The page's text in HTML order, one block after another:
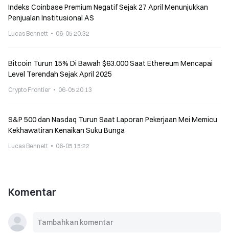
Indeks Coinbase Premium Negatif Sejak 27 April Menunjukkan
Penjualan Institusional AS
Lucas Bennett 06-05 20:32
Bitcoin Turun 15% Di Bawah $63.000 Saat Ethereum Mencapai
Level Terendah Sejak April 2025
Crypto Frontier 06-05 20:13
S&P 500 dan Nasdaq Turun Saat Laporan Pekerjaan Mei Memicu
Kekhawatiran Kenaikan Suku Bunga
Lucas Bennett 06-05 15:22
Komentar